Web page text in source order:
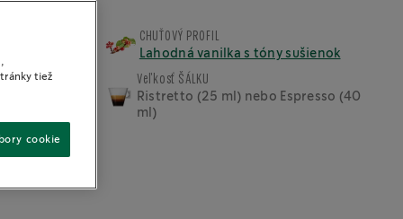
CHUŤOVÝ PROFIL
Lahodná vanilka s tóny sušienok
Veľkosť ŠÁLKU
Ristretto (25 ml) nebo Espresso (40
ml)
tiež
cookie